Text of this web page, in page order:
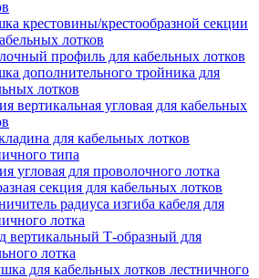
крестовины/крестообразной секции
лотков
профиль для кабельных лотков
дополнительного тройника для
лотков
вертикальная угловая для кабельных
для кабельных лотков
типа
угловая для проволочного лотка
секция для кабельных лотков
радиуса изгиба кабеля для
лотка
вертикальный Т-образный для
лотка
для кабельных лотков лестничного